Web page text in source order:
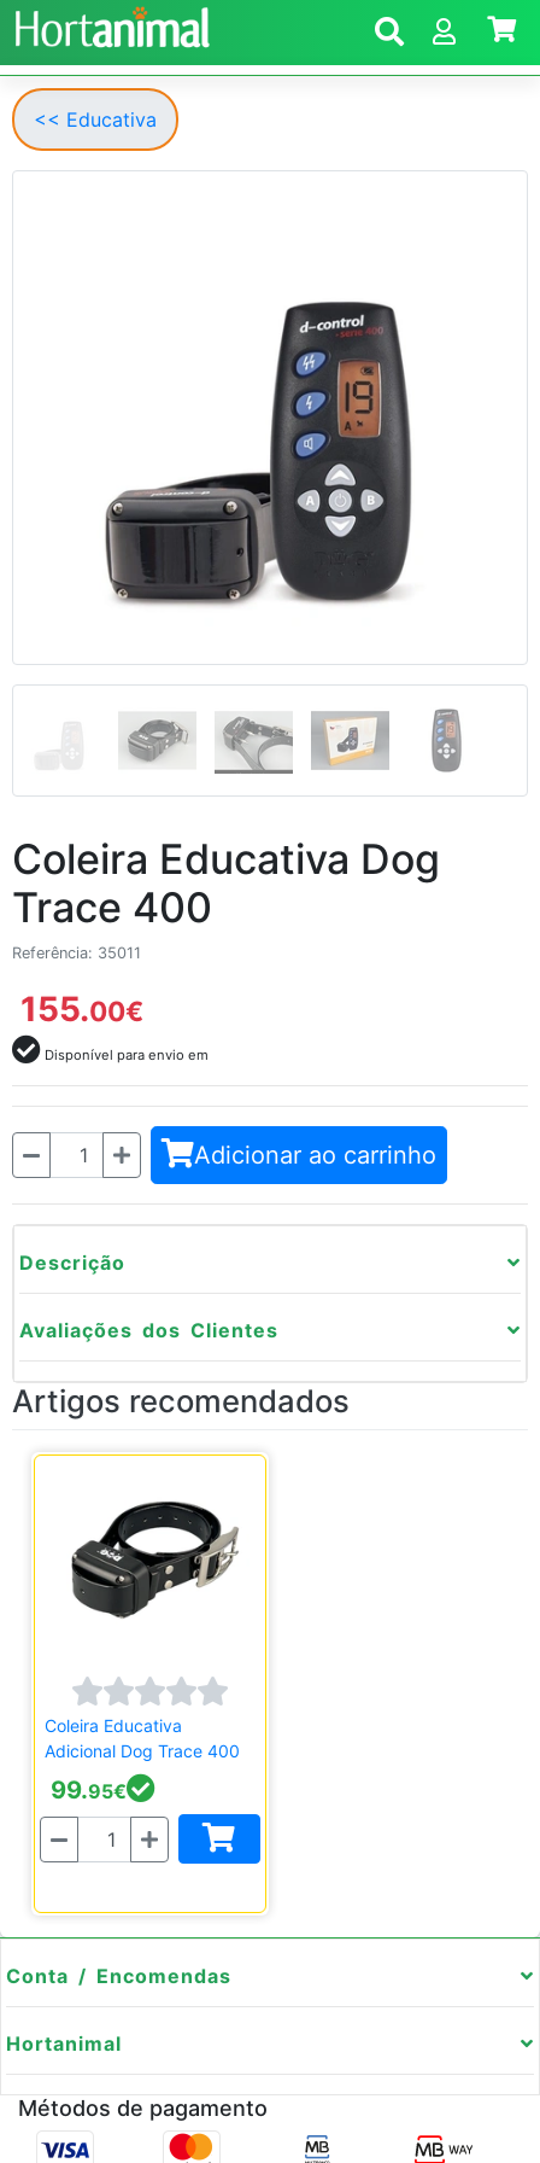
<< Educativa
Anterior
Coleira Educativa Dog
Trace 400
Referência: 35011
155.00€
Disponível para envio em
Quantidade Adicionar ao carrinho
Descrição
Avaliações dos Clientes
Artigos recomendados
Coleira Educativa
Adicional Dog Trace 400
99.95€
Quantidade
Conta / Encomendas
Hortanimal
Métodos de pagamento